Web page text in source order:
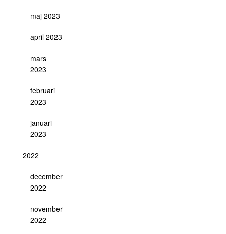
maj 2023
april 2023
mars
2023
februari
2023
januari
2023
2022
december
2022
november
2022